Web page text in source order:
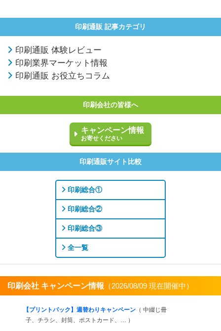
印刷通販 記事カテゴリ
印刷通販 体験レビュー
印刷業界マーケット情報
印刷通販 お役立ちコラム
印刷会社の皆様へ
キャンペーン情報
お寄せください
印刷通販サイト比較
印刷総合①
印刷総合②
印刷総合③
全一覧
印刷会社 キャンペーン情報 （2026/08/09 現在開催中）
【プリントパック】週替わりキャンペーン （ 中綴じ冊
子、チラシ、封筒、ポストカード、… ）